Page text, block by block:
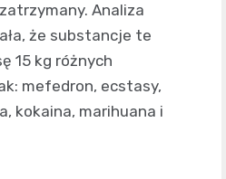
Analiza
że substancje te
15 kg różnych
mefedron, ecstasy,
kokaina, marihuana i